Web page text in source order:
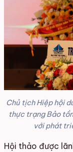
Chủ tịch Hiệp hội
thực trạng Bảo
với phát
Hội thảo được